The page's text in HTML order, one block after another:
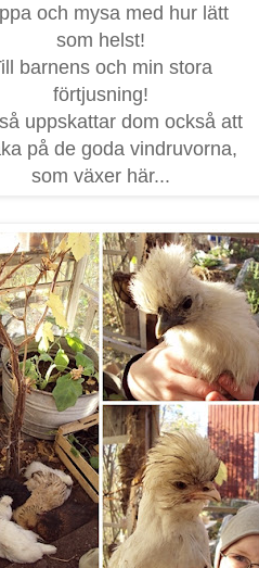
och mysa med hur lätt
som helst!
barnens och min stora
förtjusning!
uppskattar dom också att
på de goda vindruvorna,
som växer här...